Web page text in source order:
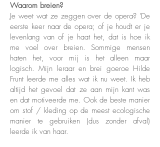
Waarom breien?
Je weet wat ze zeggen over de opera? 'De
eerste keer naar de opera; of je houdt er je
levenlang van of je haat het, dat is hoe ik
me voel over breien. Sommige mensen
haten het, voor mij is het alleen maar
logisch. Mijn leraar en brei goeroe Hilde
Frunt leerde me alles wat ik nu weet. Ik heb
altijd het gevoel dat ze aan mijn kant was
en dat motiveerde me. Ook de beste manier
om stof / kleding op de meest ecologische
manier te gebruiken (dus zonder afval)
leerde ik van haar.